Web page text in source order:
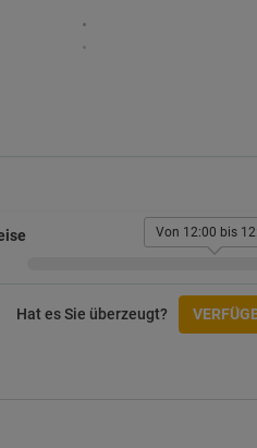
Von 12:00 bis
Hat es Sie überzeugt?